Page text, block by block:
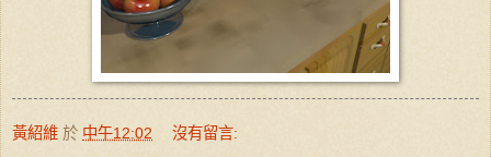
黃紹維 於 中午12:02 沒有留言: